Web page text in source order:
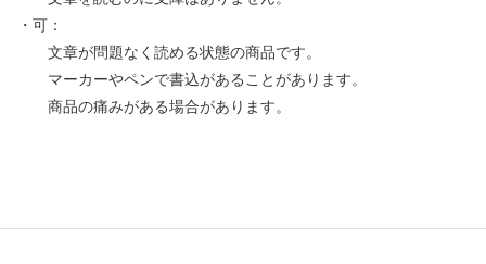
・可：
文章が問題なく読める状態の商品です。
マーカーやペンで書込があることがあります。
商品の痛みがある場合があります。